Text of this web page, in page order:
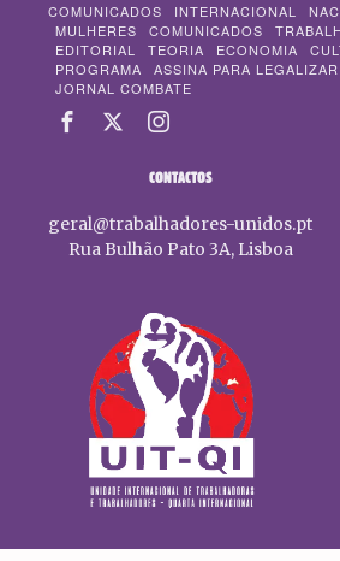
COMUNICADOS INTERNACIONAL
MULHERES
COMUNICADOS
EDITORIAL
TEORIA ECONOMIA
PROGRAMA
ASSINA PARA LEGALIZAR
JORNAL COMBATE
CONTACTOS
geral@trabalhadores-unidos.pt
Rua Bulhão Pato 3A, Lisboa